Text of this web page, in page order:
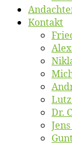
Kon­takt
Dr.